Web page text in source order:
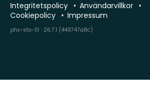
Integritetspolicy
Användarvillkor
Cookiepolicy
Impressum
phx-sto-01 · 26.7.1 (449747a8c)